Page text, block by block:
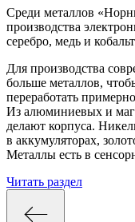
Среди металлов
производства
серебро, медь и
Для производства
больше металлов,
переработать
Из алюминиевых и
делают корпуса.
в аккумуляторах,
Металлы есть в
Читать раздел